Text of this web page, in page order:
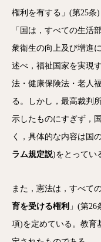
権利を有する」(第25条
「国は，すべての生活
衆衛生の向上及び増進
述べ，福祉国家を実現
法・健康保険法・老人
る。しかし，最高裁判
示したものにすぎず，
く，具体的な内容は国
ラム規定説)をとってい
また，憲法は，すべて
育を受ける権利 」(第
項)を定めている。教育